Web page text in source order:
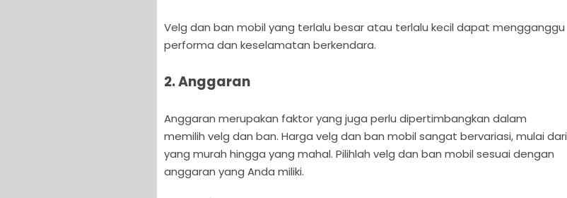
Velg dan ban mobil yang terlalu besar atau terlalu kecil dapat mengganggu
performa dan keselamatan berkendara.
2. Anggaran
Anggaran merupakan faktor yang juga perlu dipertimbangkan dalam
memilih velg dan ban. Harga velg dan ban mobil sangat bervariasi, mulai dari
yang murah hingga yang mahal. Pilihlah velg dan ban mobil sesuai dengan
anggaran yang Anda miliki.